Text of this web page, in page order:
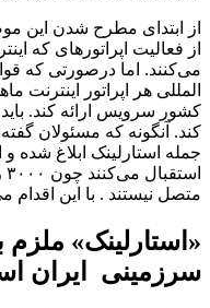
از ابتدای مطرح شدن این
از فعالیت اپراتورهای که
می‌کنند. اما درصورتی که
المللی هر اپراتور اینترنت
کشور سرویس ارائه کند.
کند. آنگونه که مسئولان
جمله استارلینک ابلاغ شده و
متصل نیستند . با این اقدام
«استارلینک» ملزم
سرزمینی ایران